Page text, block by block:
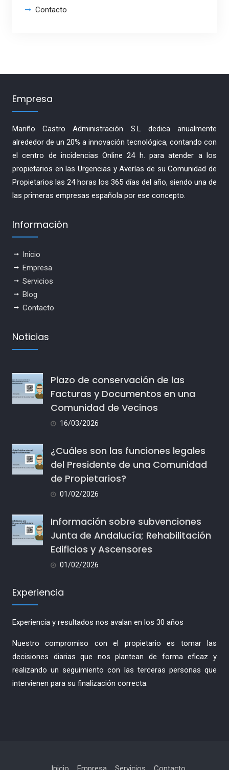
Contacto
Empresa
Mariño Castro Administración S.L dedica anualmente
alrededor de un 20% a innovación tecnológica, contando con
el centro de incidencias Online 24 h. para atender a los
propietarios en las Urgencias y Averías de su Comunidad de
Propietarios las 24 horas los 365 días del año, siendo una de
las primeras empresas española por ese concepto.
Información
Inicio
Empresa
Servicios
Blog
Contacto
Noticias
Plazo de conservación de las
Facturas y Documentos en una
Comunidad de Vecinos
16/03/2026
¿Cuáles son las funciones legales
del Presidente de una Comunidad
de Propietarios?
01/02/2026
Información sobre subvenciones
Junta de Andalucía; Rehabilitación
Edificios y Ascensores
01/02/2026
Experiencia
Experiencia y resultados nos avalan en los 30 años
Nuestro compromiso con el propietario es tomar las
decisiones diarias que nos plantean de forma eficaz y
realizando un seguimiento con las terceras personas que
intervienen para su finalización correcta.